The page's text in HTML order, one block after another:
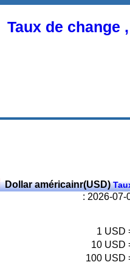
Taux de change
Dollar américainr(USD)
: 2026-07-
1 USD
10 USD
100 USD